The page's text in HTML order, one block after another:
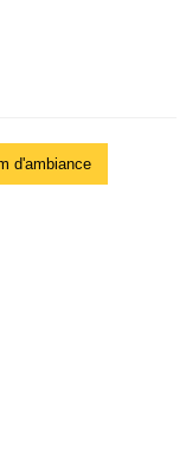
d'ambiance